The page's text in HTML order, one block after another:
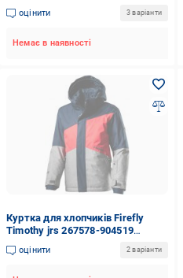
оцінити 3 варіанти
Немає в наявності
Куртка для хлопчиків Firefly
Timothy jrs 267578-904519
темно-синя
оцінити 2 варіанти